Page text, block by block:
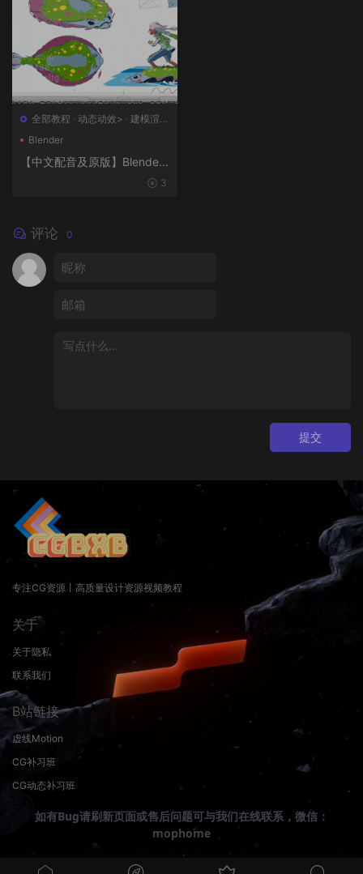
全部教程 · 动态动效> · 建模渲染
>
概念设计>
Blender
【中文配音及原版】Blender
3
评论 0
提交
专注CG资源丨高质量设计资源视频教程
关于
关于隐私
联系我们
B站链接
虚线Motion
CG补习班
CG动态补习班
如有Bug请刷新页面或售后问题可与我们在线联系，微信：
mophome